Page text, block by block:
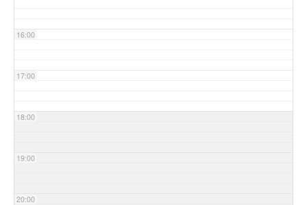
16:00
17:00
18:00
19:00
20:00